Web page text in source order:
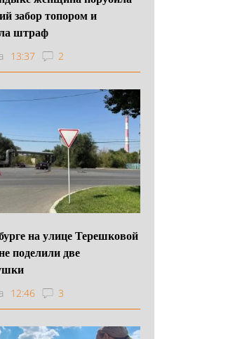
забор топором и
штраф
13:37 2
на улице Терешковой
поделили две
12:46 3